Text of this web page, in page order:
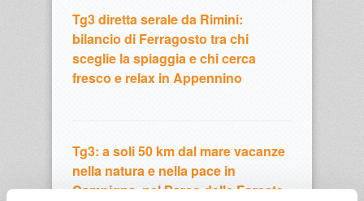
Tg3 diretta serale da Rimini:
bilancio di Ferragosto tra chi
sceglie la spiaggia e chi cerca
fresco e relax in Appennino
Tg3: a soli 50 km dal mare vacanze
nella natura e nella pace in
Campigna, nel Parco delle Foreste